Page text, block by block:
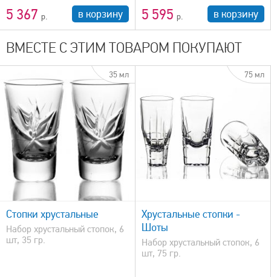
5 367 в корзину 5 595 в корзину
ВМЕСТЕ С ЭТИМ ТОВАРОМ ПОКУПАЮТ
35 мл
Стопки хрустальные
Набор хрустальный стопок, 6
шт, 35 гр.
75 мл
быстрый просмотр
Хрустальные стопки -
Шоты
Набор хрустальный стопок, 6
шт, 75 гр.